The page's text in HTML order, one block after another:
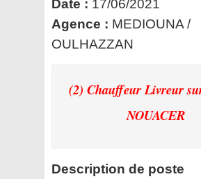
Date : 17/06/2021
Agence : MEDIOUNA /
OULHAZZAN
(2) Chauffeur Livreur
NOUACER
Description de poste